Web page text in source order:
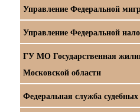
Управление Федеральной
Управление Федеральной
ГУ МО Государственная
Московской области
Федеральная служба